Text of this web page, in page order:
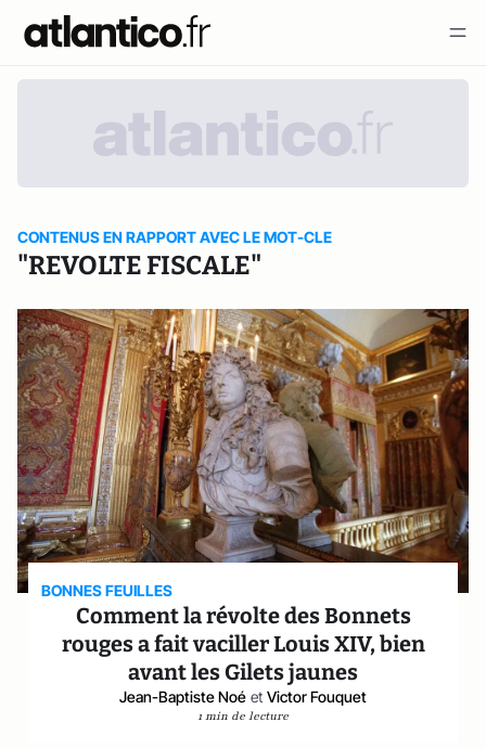
CONTENUS EN RAPPORT AVEC LE MOT-CLE
"REVOLTE FISCALE"
BONNES FEUILLES
Comment la révolte des Bonnets
rouges a fait vaciller Louis XIV, bien
avant les Gilets jaunes
Jean-Baptiste Noé et Victor Fouquet
1 min de lecture